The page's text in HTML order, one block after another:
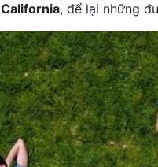
California, để lại những